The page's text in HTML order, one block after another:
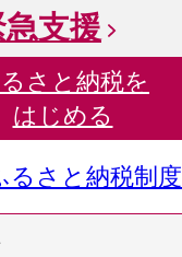
急支援
さと納税を
はじめる
るさと納税制